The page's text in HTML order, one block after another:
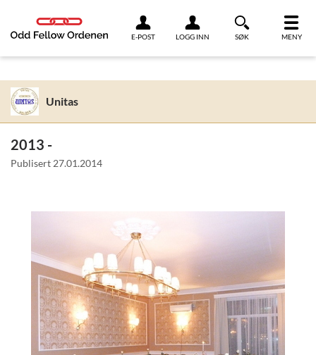
E-POST LOGG INN SØK MENY
Unitas
2013 -
Publisert 27.01.2014